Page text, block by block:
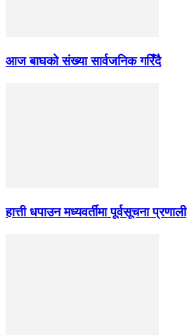
आज बाघको संख्या सार्वजनिक गरिँदै
हात्ती धपाउन मध्यवर्तीमा पूर्वसूचना प्रणाली